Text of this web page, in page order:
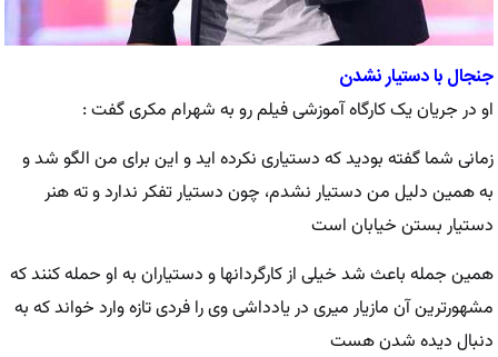
جنجال با دستیار نشدن
او در جریان یک کارگاه آموزشی فیلم رو به شهرام مکری گفت :
زمانی شما گفته بودید که دستیاری نکرده اید و این برای من الگو شد و
به همین دلیل من دستیار نشدم، چون دستیار تفکر ندارد و ته هنر
دستیار بستن خیابان است
همین جمله باعث شد خیلی از کارگردانها و دستیاران به او حمله کنند که
مشهورترین آن مازیار میری در یادداشی وی را فردی تازه وارد خواند که به
دنبال دیده شدن هست